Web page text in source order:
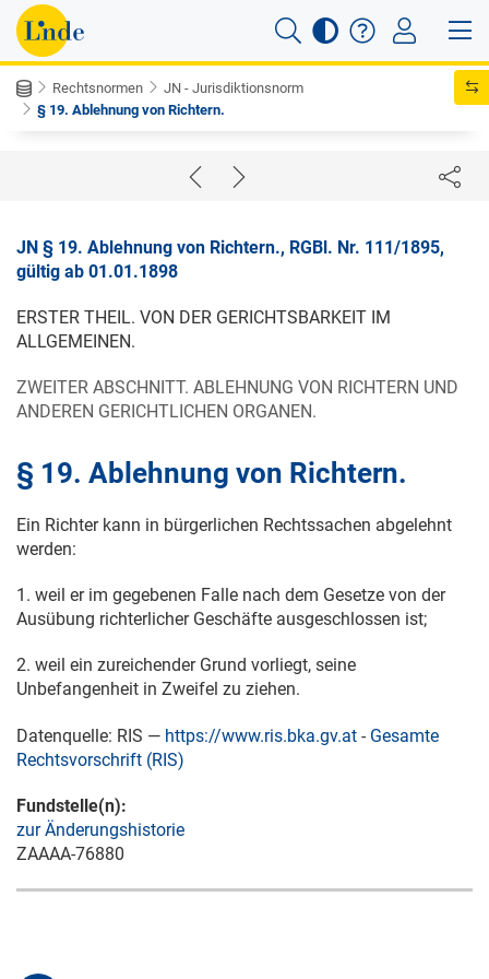
Rechtsnormen
JN - Jurisdiktionsnorm
§ 19. Ablehnung von Richtern.
JN § 19. Ablehnung von Richtern., RGBl. Nr. 111/1895,
gültig ab 01.01.1898
ERSTER THEIL. VON DER GERICHTSBARKEIT IM
ALLGEMEINEN.
ZWEITER ABSCHNITT. ABLEHNUNG VON RICHTERN UND
ANDEREN GERICHTLICHEN ORGANEN.
§ 19. Ablehnung von Richtern.
Ein Richter kann in bürgerlichen Rechtssachen abgelehnt
werden:
1. weil er im gegebenen Falle nach dem Gesetze von der
Ausübung richterlicher Geschäfte ausgeschlossen ist;
2. weil ein zureichender Grund vorliegt, seine
Unbefangenheit in Zweifel zu ziehen.
Datenquelle: RIS — https://www.ris.bka.gv.at - Gesamte
Rechtsvorschrift (RIS)
Fundstelle(n):
zur Änderungshistorie
ZAAAA-76880